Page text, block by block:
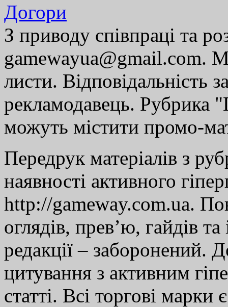
Догори
З приводу співпраці та
gamewayua@gmail.com.
листи. Відповідальність
рекламодавець. Рубрика
можуть містити промо-
Передрук матеріалів з
наявності активного
http://gameway.com.ua.
оглядів, прев’ю, гайдів
редакції – заборонений.
цитування з активним
статті. Всі торгові марки